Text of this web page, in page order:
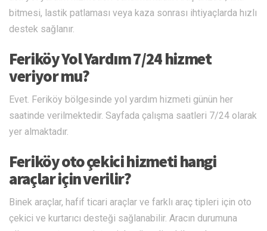
bitmesi, lastik patlaması veya kaza sonrası ihtiyaçlarda hızlı
destek sağlanır.
Feriköy Yol Yardım 7/24 hizmet
veriyor mu?
Evet. Feriköy bölgesinde yol yardım hizmeti günün her
saatinde verilmektedir. Sayfada çalışma saatleri 7/24 olarak
yer almaktadır.
Feriköy oto çekici hizmeti hangi
araçlar için verilir?
Binek araçlar, hafif ticari araçlar ve farklı araç tipleri için oto
çekici ve kurtarıcı desteği sağlanabilir. Aracın durumuna